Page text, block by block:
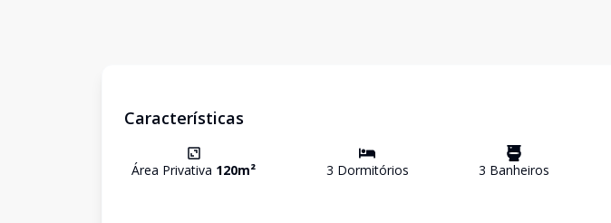
Características
Área Privativa 120m² 3 Dormitórios 3 Banheiros